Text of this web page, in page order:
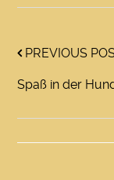
PREVIOUS
Spaß in der